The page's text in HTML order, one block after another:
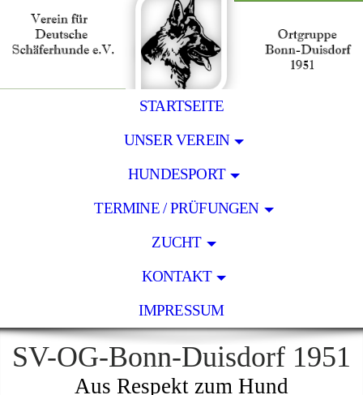
STARTSEITE
UNSER VEREIN
HUNDESPORT
TERMINE / PRÜFUNGEN
ZUCHT
KONTAKT
IMPRESSUM
SV-OG-Bonn-Duisdorf 1951
Aus Respekt zum Hund